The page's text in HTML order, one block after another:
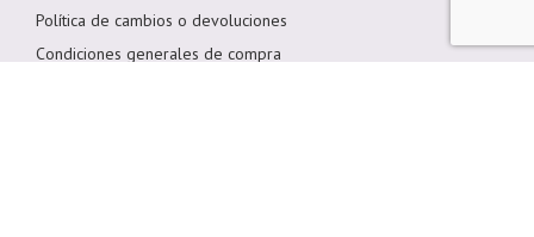
Política de cambios o devoluciones
Condiciones generales de compra